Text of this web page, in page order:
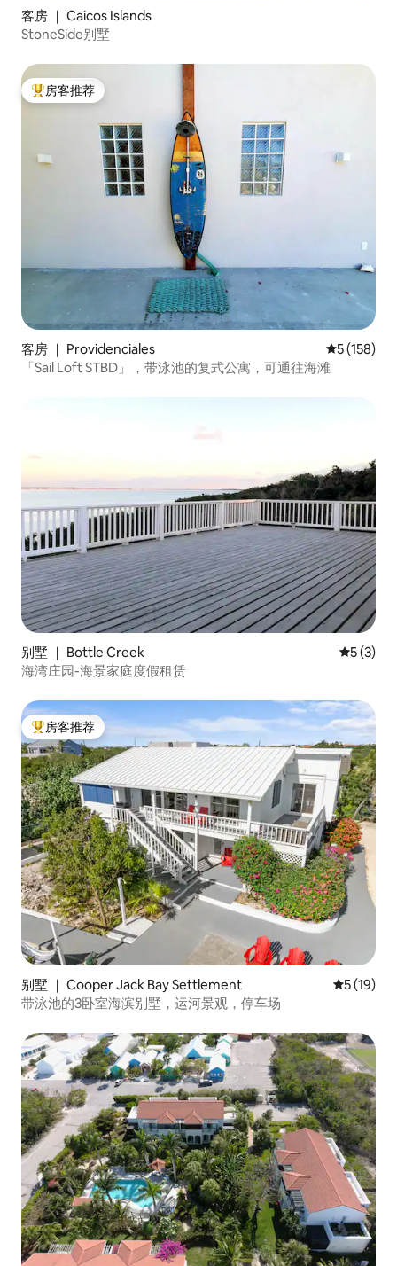
客房 ｜ Caicos Islands
StoneSide别墅
热门「房客推荐」
房客推荐
客房 ｜ Providenciales 平均评分 5
5 (158)
「Sail Loft STBD」，带泳池的复式公寓，可通往海滩
别墅 ｜ Bottle Creek 平均评分
5 (3)
海湾庄园-海景家庭度假租赁
热门「房客推荐」
房客推荐
别墅 ｜ Cooper Jack Bay Settlement 平均评分
5 (19)
带泳池的3卧室海滨别墅，运河景观，停车场